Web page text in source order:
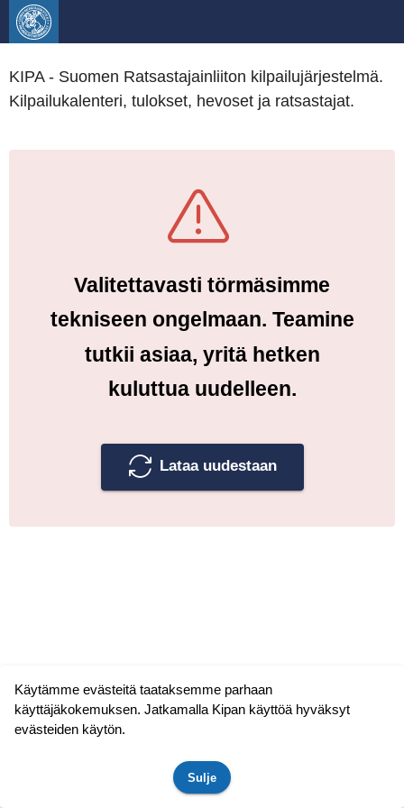
KIPA - Suomen Ratsastajainliiton kilpailujärjestelmä.
Kilpailukalenteri, tulokset, hevoset ja ratsastajat.
Valitettavasti törmäsimme
tekniseen ongelmaan. Teamine
tutkii asiaa, yritä hetken
kuluttua uudelleen.
Lataa uudestaan
Käytämme evästeitä taataksemme parhaan
käyttäjäkokemuksen. Jatkamalla Kipan käyttöä hyväksyt
evästeiden käytön.
Sulje